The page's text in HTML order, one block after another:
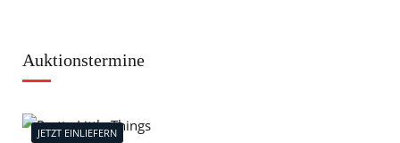
Auktionstermine
JETZT EINLIEFERN